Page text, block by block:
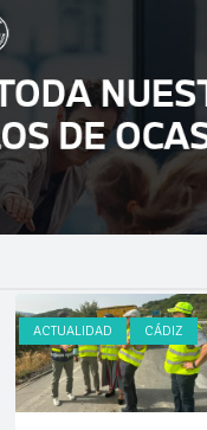
ACTUALIDAD CÁDIZ